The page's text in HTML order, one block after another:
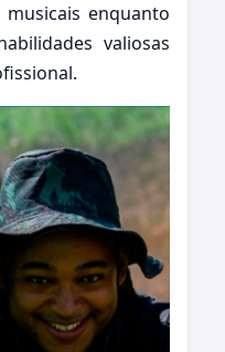
enquanto
valiosas